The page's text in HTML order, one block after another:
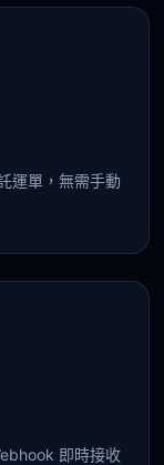
運單，無需手動
即時接收